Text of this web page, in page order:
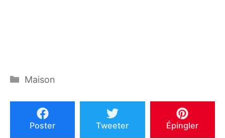
Catégories
Maison
Poster Tweeter Épingler